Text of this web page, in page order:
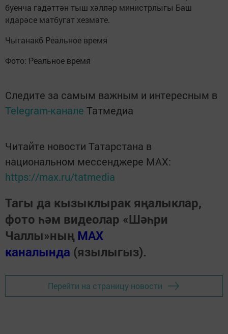
буенча гадәттән тыш хәлләр министрлыгы Баш
идарәсе матбугат хезмәте.
Чыганак6 Реальное время
Фото: Реальное время
Следите за самым важным и интересным в
Telegram-канале Татмедиа
Читайте новости Татарстана в
национальном мессенджере MАХ:
https://max.ru/tatmedia
Тагы да кызыклырак яңалыклар,
фото һәм видеолар «Шәһри
Чаллы»ның MAX
каналында (язылыгыз).
Перейти на страницу новости